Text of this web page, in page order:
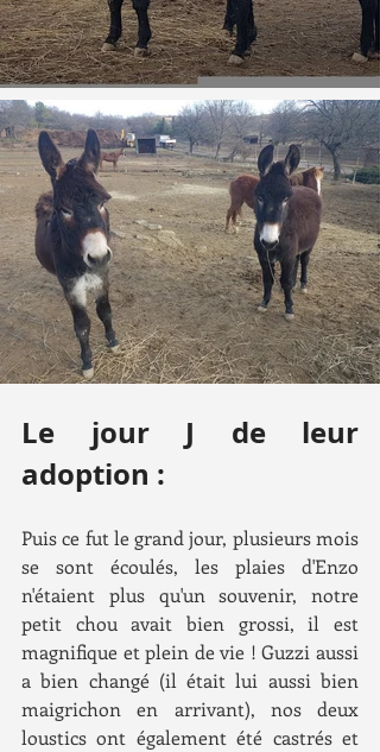
Le jour J de leur
adoption :
Puis ce fut le grand jour, plusieurs mois
se sont écoulés, les plaies d'Enzo
n'étaient plus qu'un souvenir, notre
petit chou avait bien grossi, il est
magnifique et plein de vie ! Guzzi aussi
a bien changé (il était lui aussi bien
maigrichon en arrivant), nos deux
loustics ont également été castrés et